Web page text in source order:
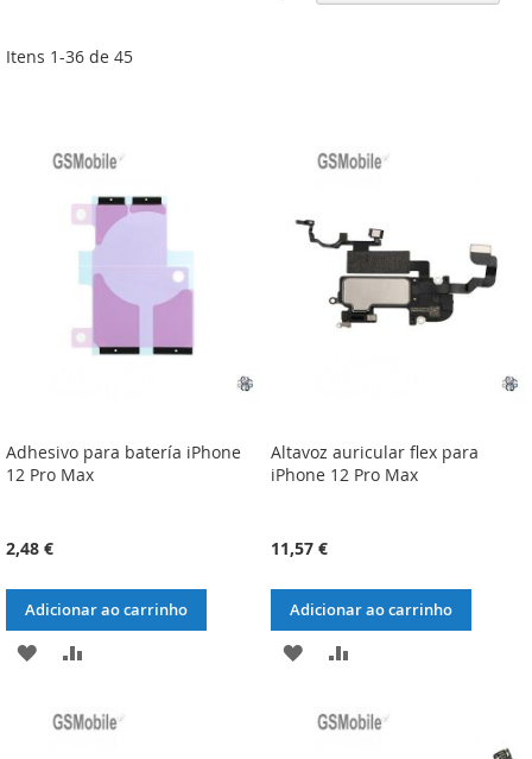
Itens 1-36 de 45
Adhesivo para batería iPhone
12 Pro Max
2,48 €
Adicionar ao carrinho
ADICIONAR
LISTACOMPARAÇÃO
Altavoz auricular flex para
iPhone 12 Pro Max
11,57 €
Adicionar ao carrinho
ADICIONAR
LISTA
ADICIONAR
COMPARAÇÃO